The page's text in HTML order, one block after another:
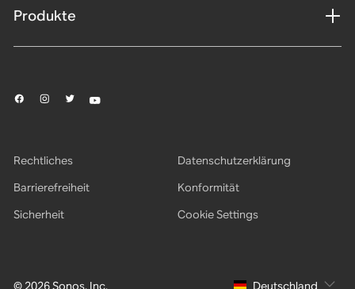
Produkte
© 2026 Sonos, Inc.
Rechtliches
Datenschutzerklärung
Barrierefreiheit
Konformität
Sicherheit
Cookie Settings
Deutschland